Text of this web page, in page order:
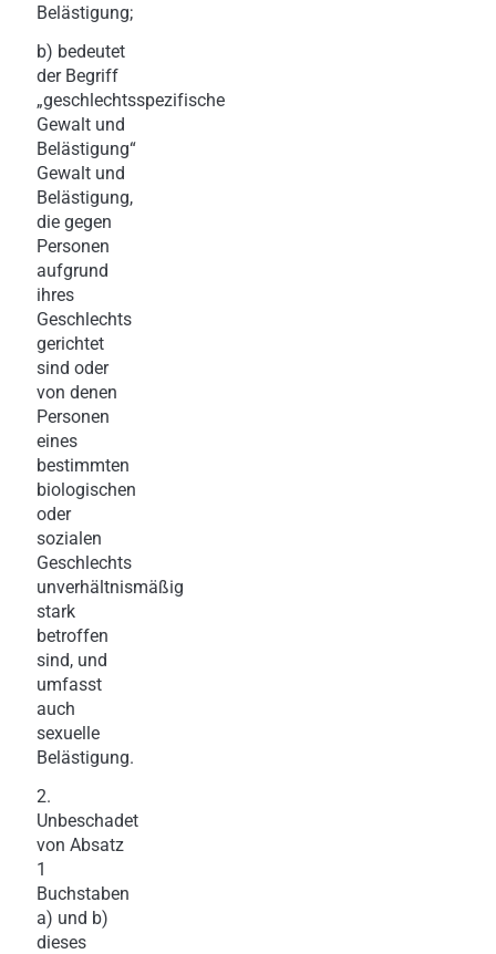
Belästigung;
b) bedeutet
der Begriff
„geschlechtsspezifische
Gewalt und
Belästigung“
Gewalt und
Belästigung,
die gegen
Personen
aufgrund
ihres
Geschlechts
gerichtet
sind oder
von denen
Personen
eines
bestimmten
biologischen
oder
sozialen
Geschlechts
unverhältnismäßig
stark
betroffen
sind, und
umfasst
auch
sexuelle
Belästigung.
2.
Unbeschadet
von Absatz
1
Buchstaben
a) und b)
dieses